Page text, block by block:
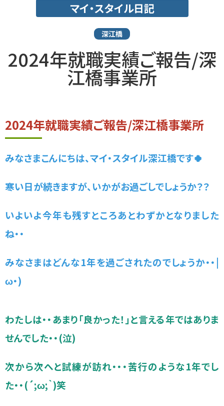
マイ・スタイル日記
深江橋
2024年就職実績ご報告/深
江橋事業所
2024年就職実績ご報告/深江橋事業所
みなさまこんにちは、マイ・スタイル深江橋です🍀
寒い日が続きますが、いかがお過ごしでしょうか？？
いよいよ今年も残すところあとわずかとなりました
ね・・
みなさまはどんな1年を過ごされたのでしょうか・・|
ω・)
わたしは・・あまり「良かった！」と言える年ではありま
せんでした・・(泣)
次から次へと試練が訪れ・・・苦行のような1年でし
た・・(´;ω;｀)笑